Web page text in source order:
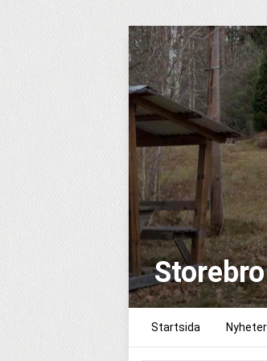
Startsida Nyheter